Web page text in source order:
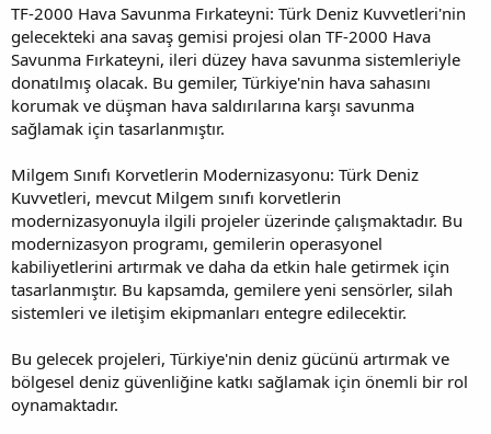
TF-2000 Hava Savunma Fırkateyni: Türk Deniz Kuvvetleri'nin
gelecekteki ana savaş gemisi projesi olan TF-2000 Hava
Savunma Fırkateyni, ileri düzey hava savunma sistemleriyle
donatılmış olacak. Bu gemiler, Türkiye'nin hava sahasını
korumak ve düşman hava saldırılarına karşı savunma
sağlamak için tasarlanmıştır.
Milgem Sınıfı Korvetlerin Modernizasyonu: Türk Deniz
Kuvvetleri, mevcut Milgem sınıfı korvetlerin
modernizasyonuyla ilgili projeler üzerinde çalışmaktadır. Bu
modernizasyon programı, gemilerin operasyonel
kabiliyetlerini artırmak ve daha da etkin hale getirmek için
tasarlanmıştır. Bu kapsamda, gemilere yeni sensörler, silah
sistemleri ve iletişim ekipmanları entegre edilecektir.
Bu gelecek projeleri, Türkiye'nin deniz gücünü artırmak ve
bölgesel deniz güvenliğine katkı sağlamak için önemli bir rol
oynamaktadır.